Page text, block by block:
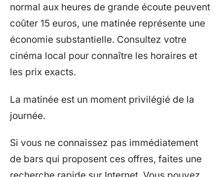
normal aux heures de grande écoute peuvent
coûter 15 euros, une matinée représente une
économie substantielle. Consultez votre
cinéma local pour connaître les horaires et
les prix exacts.
La matinée est un moment privilégié de la
journée.
Si vous ne connaissez pas immédiatement
de bars qui proposent ces offres, faites une